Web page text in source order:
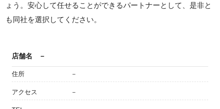
ょう。安心して任せることができるパートナーとして、是非と
も同社を選択してください。
店舗名 －
住所 －
アクセス －